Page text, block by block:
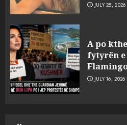
JULY 25, 2026
A po
fytyrën
JULY 16, 2026
3
Eufori
mbeten
AUGUST 10,